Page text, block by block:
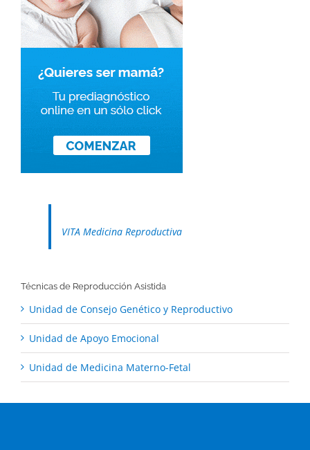
VITA Medicina Reproductiva
Técnicas de Reproducción Asistida
Unidad de Consejo Genético y Reproductivo
Unidad de Apoyo Emocional
Unidad de Medicina Materno-Fetal